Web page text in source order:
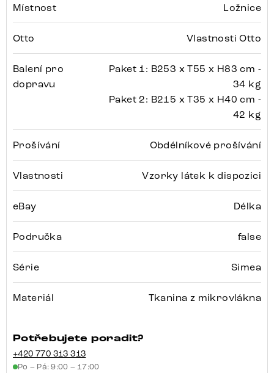
Místnost Ložnice
Otto Vlastnosti Otto
Balení pro
dopravu
Paket 1: B253 x T55 x H83 cm -
34 kg
Paket 2: B215 x T35 x H40 cm -
42 kg
Prošívání Obdélníkové prošívání
Vlastnosti Vzorky látek k dispozici
eBay Délka
Područka false
Série Simea
Materiál Tkanina z mikrovlákna
Potřebujete poradit?
+420 770 313 313
Po – Pá: 9:00 – 17:00